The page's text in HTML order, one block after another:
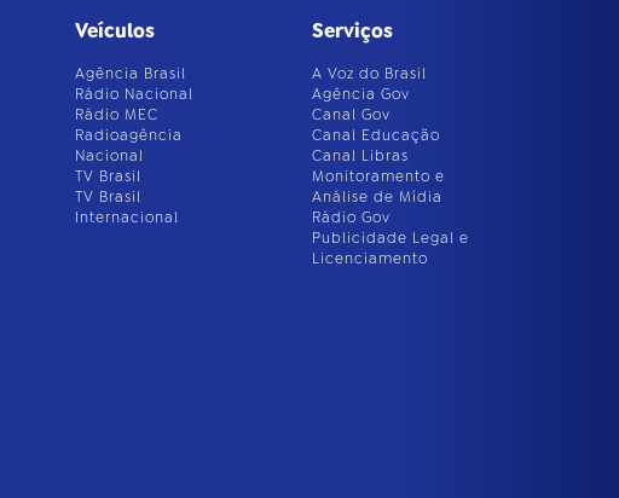
Veículos
Agência Brasil
Rádio Nacional
Rádio MEC
Radioagência
Nacional
TV Brasil
TV Brasil
Internacional
Serviços
A Voz do Brasil
Agência Gov
Canal Gov
Canal Educação
Canal Libras
Monitoramento e
Análise de Mídia
Rádio Gov
Publicidade Legal e
Licenciamento